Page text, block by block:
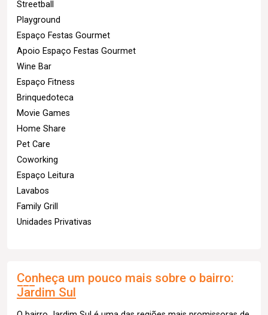
Streetball
Playground
Espaço Festas Gourmet
Apoio Espaço Festas Gourmet
Wine Bar
Espaço Fitness
Brinquedoteca
Movie Games
Home Share
Pet Care
Coworking
Espaço Leitura
Lavabos
Family Grill
Unidades Privativas
Conheça um pouco mais sobre o bairro:
Jardim Sul